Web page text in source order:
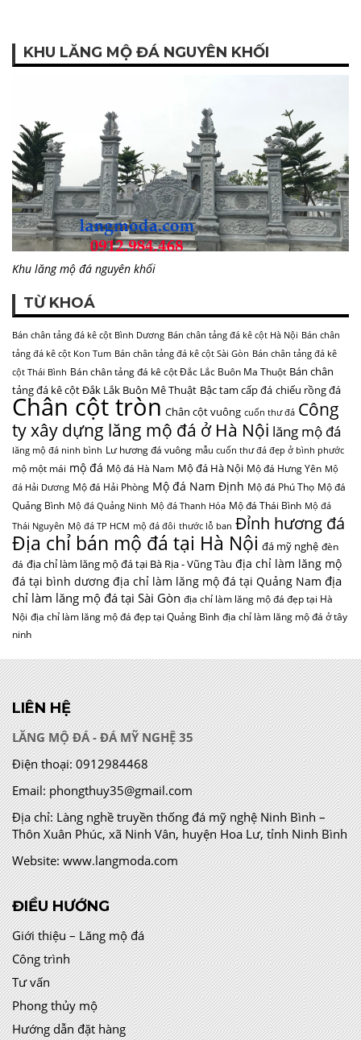
KHU LĂNG MỘ ĐÁ NGUYÊN KHỐI
Khu lăng mộ đá nguyên khối
TỪ KHOÁ
Bán chân tảng đá kê cột Bình Dương Bán chân tảng đá kê cột Hà Nội Bán chân
tảng đá kê cột Kon Tum Bán chân tảng đá kê cột Sài Gòn Bán chân tảng đá kê
cột Thái Bình Bán chân tảng đá kê cột Đắc Lắc Buôn Ma Thuột Bán chân
tảng đá kê cột Đắk Lắk Buôn Mê Thuật Bậc tam cấp đá chiếu rồng đá
Chân cột tròn Chân cột vuông cuốn thư đá Công
ty xây dựng lăng mộ đá ở Hà Nội lăng mộ đá
lăng mộ đá ninh bình Lư hương đá vuông mẫu cuốn thư đá đẹp ở bình phước
mộ một mái mộ đá Mộ đá Hà Nam Mộ đá Hà Nội Mộ đá Hưng Yên Mộ
đá Hải Dương Mộ đá Hải Phòng Mộ đá Nam Định Mộ đá Phú Thọ Mộ đá
Quảng Bình Mộ đá Quảng Ninh Mộ đá Thanh Hóa Mộ đá Thái Bình Mộ đá
Thái Nguyên Mộ đá TP HCM mộ đá đôi thước lỗ ban Đỉnh hương đá
Địa chỉ bán mộ đá tại Hà Nội đá mỹ nghệ đèn
đá địa chỉ làm lăng mộ đá tại Bà Rịa - Vũng Tàu địa chỉ làm lăng mộ
đá tại bình dương địa chỉ làm lăng mộ đá tại Quảng Nam địa
chỉ làm lăng mộ đá tại Sài Gòn địa chỉ làm lăng mộ đá đẹp tại Hà
Nội địa chỉ làm lăng mộ đá đẹp tại Quảng Bình địa chỉ làm lăng mộ đá ở tây
ninh
LIÊN HỆ
LĂNG MỘ ĐÁ - ĐÁ MỸ NGHỆ 35
Điện thoại: 0912984468
Email: phongthuy35@gmail.com
Địa chỉ:Làng nghề truyền thống đá mỹ nghệ Ninh Bình –
Thôn Xuân Phúc, xã Ninh Vân, huyện Hoa Lư, tỉnh Ninh Bình
Website: www.langmoda.com
ĐIỀU HƯỚNG
Giới thiệu – Lăng mộ đá
Công trình
Tư vấn
Phong thủy mộ
Hướng dẫn đặt hàng